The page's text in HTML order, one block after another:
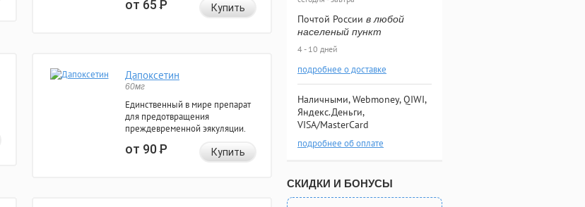
от 65Р Купить
Дапоксетин
60мг
Единственный в мире препарат
для предотвращения
преждевременной эякуляции.
от 90Р Купить
Почтой России в любой
населеный пункт
4 - 10 дней
подробнее о доставке
Наличными, Webmoney, QIWI,
Яндекс.Деньги,
VISA/MasterCard
подробнее об оплате
СКИДКИ И БОНУСЫ